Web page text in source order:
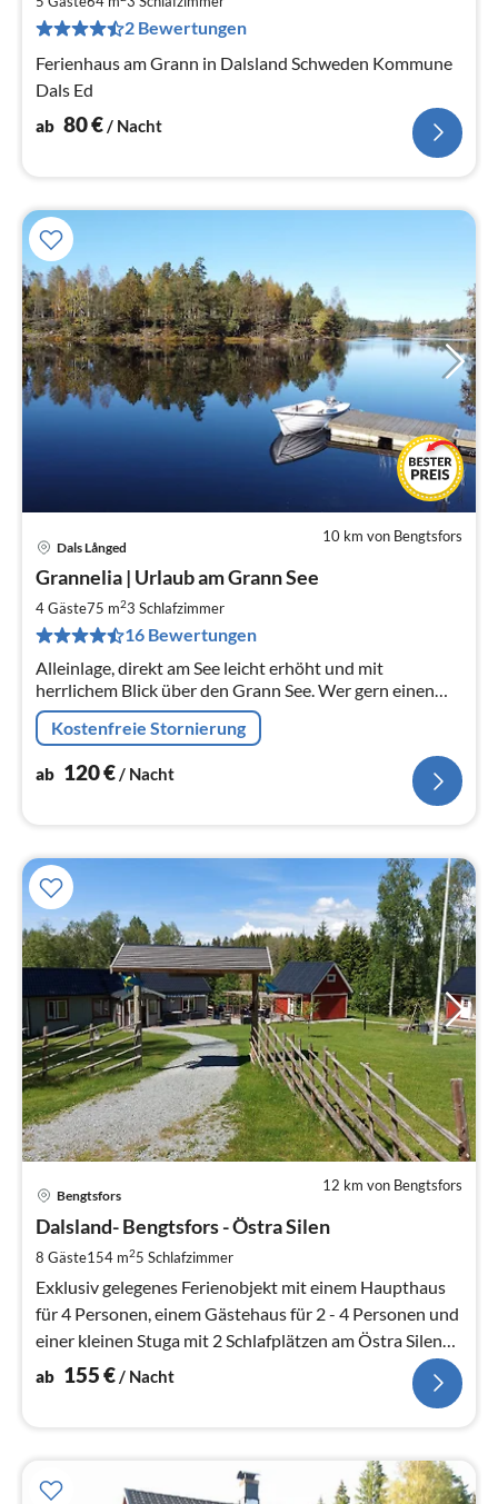
2 Bewertungen
Ferienhaus am Grann in Dalsland Schweden Kommune
Dals Ed
ab 80€/ Nacht
10 km von Bengtsfors
Dals Långed
Grannelia | Urlaub am Grann See
4 Gäste75 m23 Schlafzimmer
16 Bewertungen
Alleinlage, direkt am See leicht erhöht und mit
herrlichem Blick über den Grann See. Wer gern einen
Elch von der Terasse beobachten möchte - mit etwas
Glück ist das möglich!
Kostenfreie Stornierung
ab 120€/ Nacht
12 km von Bengtsfors
Bengtsfors
Dalsland- Bengtsfors - Östra Silen
8 Gäste154 m25 Schlafzimmer
Exklusiv gelegenes Ferienobjekt mit einem Haupthaus
für 4 Personen, einem Gästehaus für 2 - 4 Personen und
einer kleinen Stuga mit 2 Schlafplätzen am Östra Silen
mit hohen Niveau.
ab 155€/ Nacht